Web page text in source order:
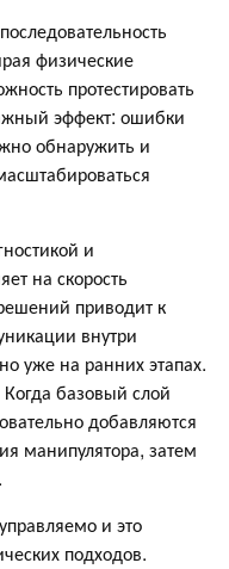
физические
протестировать
эффект: ошибки
обнаружить и
и
на скорость
приводит к
внутри
уже на ранних этапах.
базовый слой
добавляются
манипулятора, затем
и это
подходов.